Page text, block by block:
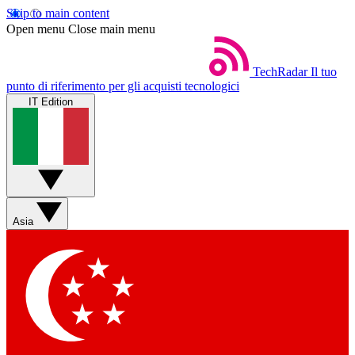
Skip to main content
Open menu Close main menu
TechRadar Il tuo
punto di riferimento per gli acquisti tecnologici
IT Edition
Asia